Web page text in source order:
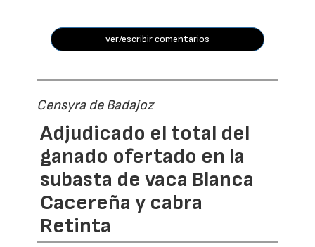
ver/escribir comentarios
Censyra de Badajoz
Adjudicado el total del
ganado ofertado en la
subasta de vaca Blanca
Cacereña y cabra
Retinta